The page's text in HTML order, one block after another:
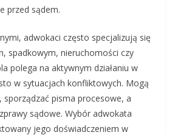
przed sądem.
adwokaci często specjalizują się
spadkowym, nieruchomości czy
polega na aktywnym działaniu w
w sytuacjach konfliktowych. Mogą
pisma procesowe, a
sądowe. Wybór adwokata
jego doświadczeniem w